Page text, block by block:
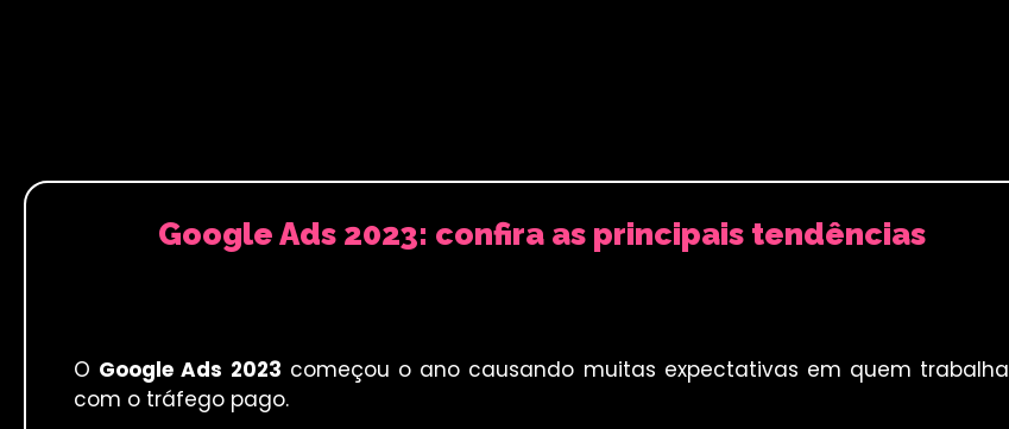
Google Ads 2023: confira as principais tendências
O Google Ads 2023 começou o ano causando muitas expectativas em quem trabalha
com o tráfego pago.